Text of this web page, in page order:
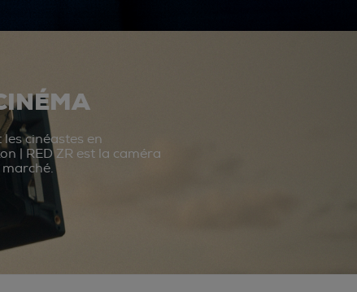
cinéastes en
| RED ZR est la caméra